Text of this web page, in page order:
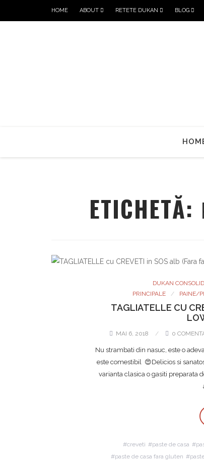
HOME ABOUT RETETE DUKAN BLOG
ETICHETĂ:
DUKAN
PRINCIPALE
PAINE/
TAGLIATELLE CU
MAI 6, 2018 0
Nu strambati din nasuc, este o
este comestibil 😍Delicios si
varianta clasica o gasiti preparata
creveti paste de casa
paste de casa fara gluten